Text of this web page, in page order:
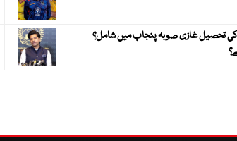
کی تحصیل غازی صوبہ پنجاب میں شامل؟